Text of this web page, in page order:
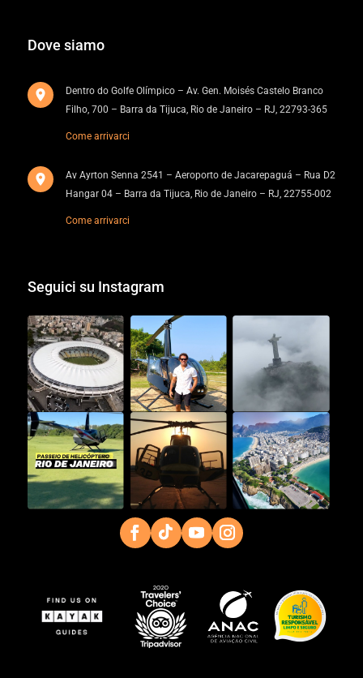
Dove siamo
Dentro do Golfe Olímpico – Av. Gen. Moisés Castelo Branco
Filho, 700 – Barra da Tijuca, Rio de Janeiro – RJ, 22793-365
Come arrivarci
Av Ayrton Senna 2541 – Aeroporto de Jacarepaguá – Rua D2
Hangar 04 – Barra da Tijuca, Rio de Janeiro – RJ, 22755-002
Come arrivarci
Seguici su Instagram